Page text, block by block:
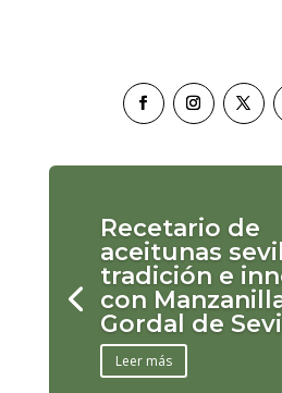
Recetario de
aceitunas
tradición e
con
Gordal de
Leer más